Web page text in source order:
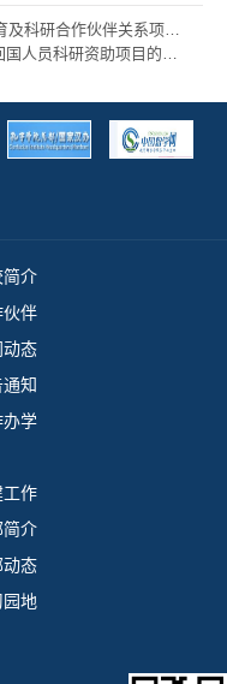
简介
伙伴
动态
知
办学
工作
简介
动态
地